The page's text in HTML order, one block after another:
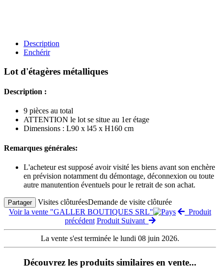
Description
Enchérir
Lot d'étagères métalliques
Description :
9 pièces au total
ATTENTION le lot se situe au 1er étage
Dimensions : L90 x l45 x H160 cm
Remarques générales:
L'acheteur est supposé avoir visité les biens avant son enchère
en prévision notamment du démontage, déconnexion ou toute
autre manutention éventuels pour le retrait de son achat.
Partager Visites clôturéesDemande de visite clôturée
Voir la vente "GALLER BOUTIQUES SRL"
Produit
précédent Produit Suivant
La vente s'est terminée le lundi 08 juin 2026.
Découvrez les produits similaires en vente...